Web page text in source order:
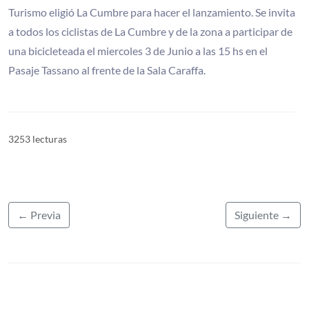
Turismo eligió La Cumbre para hacer el lanzamiento. Se invita
a todos los ciclistas de La Cumbre y de la zona a participar de
una bicicleteada el miercoles 3 de Junio a las 15 hs en el
Pasaje Tassano al frente de la Sala Caraffa.
3253 lecturas
← Previa Siguiente →